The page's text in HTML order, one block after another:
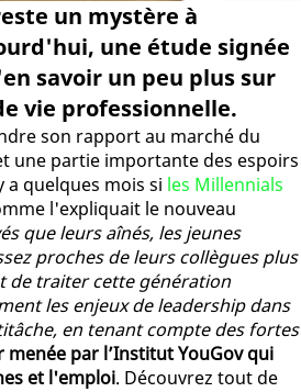
un mystère à
une étude signée
savoir un peu plus sur
vie professionnelle.
son rapport au marché du
une partie importante des espoirs
quelques mois si les Millennials
l'expliquait le nouveau
que leurs aînés, les jeunes
proches de leurs collègues plus
de traiter cette génération
les enjeux de leadership dans
en tenant compte des fortes
par l’Institut YouGov qui
et l'emploi. Découvrez tout de